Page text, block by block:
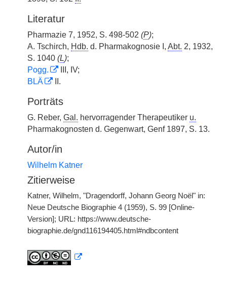
Literatur
Pharmazie 7, 1952, S. 498-502 (P);
A. Tschirch, Hdb. d. Pharmakognosie I, Abt. 2, 1932,
S. 1040 (L);
Pogg.
III, IV;
BLÄ
II.
Porträts
G. Reber, Gal. hervorragender Therapeutiker u.
Pharmakognosten d. Gegenwart, Genf 1897, S. 13.
Autor/in
Wilhelm Katner
Zitierweise
Katner, Wilhelm, "Dragendorff, Johann Georg Noël" in:
Neue Deutsche Biographie 4 (1959), S. 99 [Online-
Version]; URL: https://www.deutsche-
biographie.de/gnd116194405.html#ndbcontent